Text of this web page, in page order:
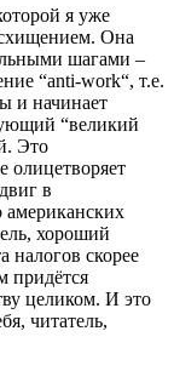
я уже
Она
шагами –
“anti-work“, т.е.
и начинает
“великий
Это
олицетворяет
в
американских
хороший
налогов скорее
придётся
целиком. И это
читатель,